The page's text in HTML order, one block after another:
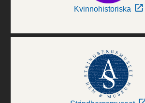
Kvinnohistoriska